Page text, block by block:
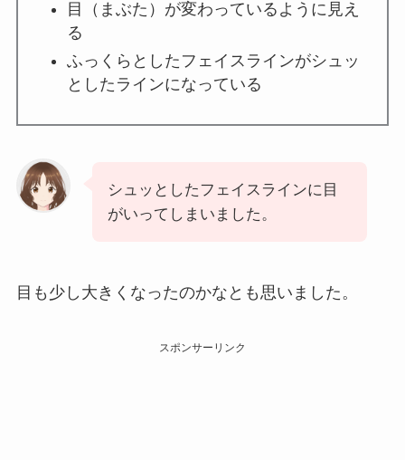
目（まぶた）が変わっているように見え
る
ふっくらとしたフェイスラインがシュッ
としたラインになっている
シュッとしたフェイスラインに目
がいってしまいました。
目も少し大きくなったのかなとも思いました。
スポンサーリンク